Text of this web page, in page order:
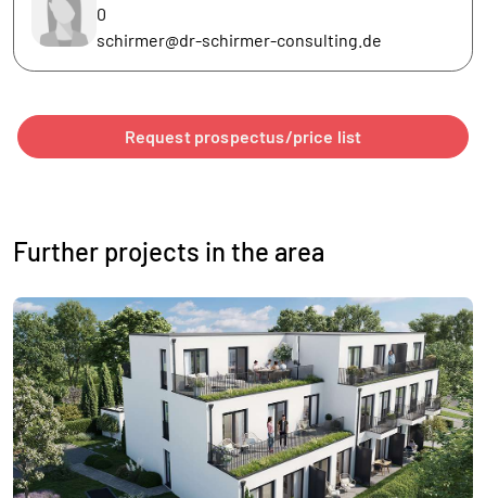
0
schirmer@dr-schirmer-consulting.de
Request prospectus/price list
Further projects in the area